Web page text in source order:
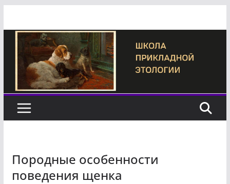
содержимому
Породные особенности
поведения щенка